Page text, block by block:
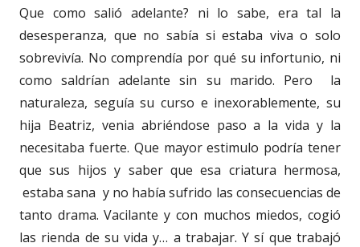
Que como salió adelante? ni lo sabe, era tal la
desesperanza, que no sabía si estaba viva o solo
sobrevivía. No comprendía por qué su infortunio, ni
como saldrían adelante sin su marido. Pero la
naturaleza, seguía su curso e inexorablemente, su
hija Beatriz, venia abriéndose paso a la vida y la
necesitaba fuerte. Que mayor estimulo podría tener
que sus hijos y saber que esa criatura hermosa,
estaba sana y no había sufrido las consecuencias de
tanto drama. Vacilante y con muchos miedos, cogió
las rienda de su vida y… a trabajar. Y sí que trabajó